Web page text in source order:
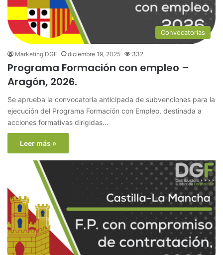
Convocatorias
Marketing DGF diciembre 19, 2025 332
Programa Formación con empleo –
Aragón, 2026.
Se aprueba la convocatoria anticipada de subvenciones para la
ejecución del Programa Formación con Empleo, destinada a
acciones formativas dirigidas…
Leer más »